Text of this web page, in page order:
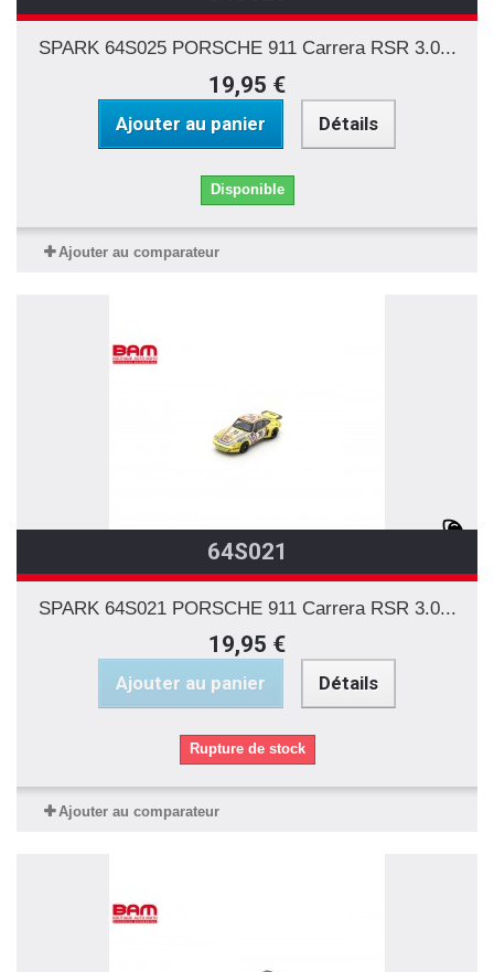
SPARK 64S025 PORSCHE 911 Carrera RSR 3.0...
19,95 €
Ajouter au panier Détails
Disponible
Ajouter au comparateur
64S021
SPARK 64S021 PORSCHE 911 Carrera RSR 3.0...
19,95 €
Ajouter au panier Détails
Rupture de stock
Ajouter au comparateur